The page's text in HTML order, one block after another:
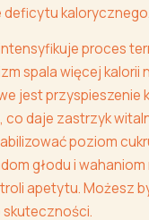
deficytu kalorycznego.
proces
spala więcej kalorii
jest przyspieszenie
co daje zastrzyk
poziom
głodu i
apetytu. Możesz